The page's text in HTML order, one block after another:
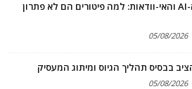
שימור עובדים בעידן ה-AI והאי-וודאות: למה פיטורים הם לא פתרון
05/08/2026
05/08/2026